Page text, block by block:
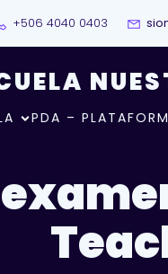
+506 4040 0403
PDA –